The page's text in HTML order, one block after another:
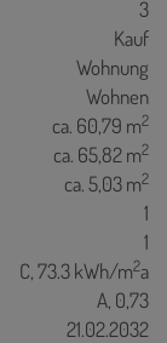
3
Kauf
Wohnung
Wohnen
ca. 60,79 m2
ca. 65,82 m2
ca. 5,03 m2
1
1
C, 73.3 kWh/m2a
A, 0,73
21.02.2032